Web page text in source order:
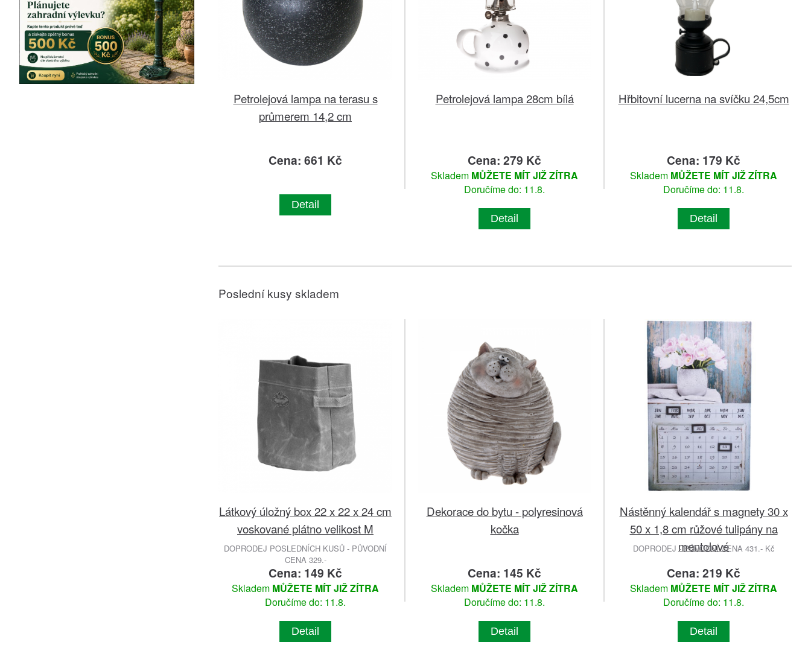
Petrolejová lampa na terasu s
průmerem 14,2 cm
Cena: 661 Kč
Detail
Petrolejová lampa 28cm bílá
Cena: 279 Kč
Skladem MŮŽETE MÍT JIŽ ZÍTRA
Doručíme do: 11.8.
Detail
Hřbitovní lucerna na svíčku 24,5cm
Cena: 179 Kč
Skladem MŮŽETE MÍT JIŽ ZÍTRA
Doručíme do: 11.8.
Detail
Poslední kusy skladem
Látkový úložný box 22 x 22 x 24 cm
voskované plátno velikost M
DOPRODEJ POSLEDNÍCH KUSŮ - PŮVODNÍ
CENA 329.-
Cena: 149 Kč
Skladem MŮŽETE MÍT JIŽ ZÍTRA
Doručíme do: 11.8.
Detail
Dekorace do bytu - polyresinová
kočka
Cena: 145 Kč
Skladem MŮŽETE MÍT JIŽ ZÍTRA
Doručíme do: 11.8.
Detail
Nástěnný kalendář s magnety 30 x
50 x 1,8 cm růžové tulipány na
mentolové
DOPRODEJ - PŮVODNÍ CENA 431.- Kč
Cena: 219 Kč
Skladem MŮŽETE MÍT JIŽ ZÍTRA
Doručíme do: 11.8.
Detail